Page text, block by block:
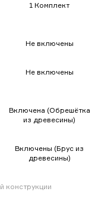
1 Комплект
Не включены
Не включены
Включена (Обрешётка
из древесины)
Включены (Брус из
древесины)
конструкции